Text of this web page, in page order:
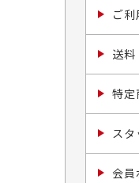
ご
送
特定
ス
会員